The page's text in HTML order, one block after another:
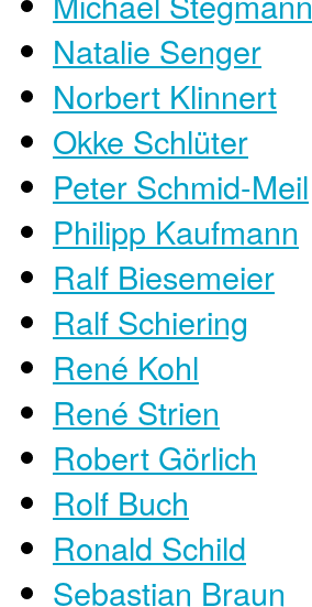
Natalie Senger
Norbert Klinnert
Okke Schlüter
Peter Schmid-Meil
Philipp Kaufmann
Ralf Biesemeier
Ralf Schiering
René Kohl
René Strien
Robert Görlich
Rolf Buch
Ronald Schild
Sebastian Braun